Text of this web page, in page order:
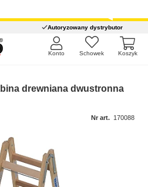
Autoryzowany dystrybutor
Koszyk
Schowek
Konto
drewniana dwustronna
Nr art. 170088